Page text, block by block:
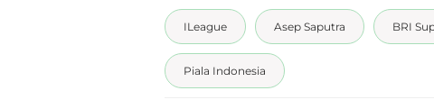
ILeague Asep Saputra BRI
Piala Indonesia